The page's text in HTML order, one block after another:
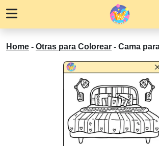
Home - Otras para Colorear - Cama